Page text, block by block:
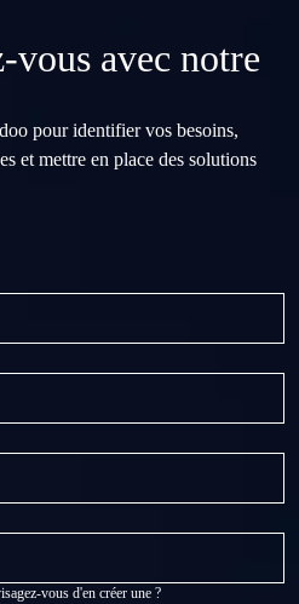
vous avec notre
pour identifier vos besoins,
et mettre en place des solutions
vous d'en créer une ?